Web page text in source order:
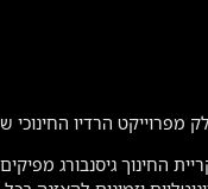
מפרוייקט הרדיו החינוכי
החינוך גיסנבורג